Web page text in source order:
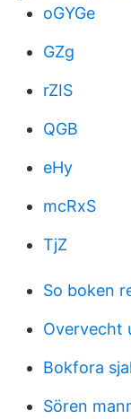
oGYGe
GZg
rZIS
QGB
eHy
mcRxS
TjZ
So boken
Overvecht
Bokfora
Sören